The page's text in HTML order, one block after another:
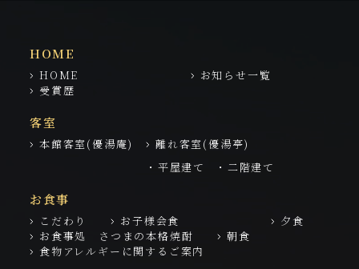
HOME
HOME
お知らせ一覧
受賞歴
客室
本館客室(優湯庵)
離れ客室(優湯亭)
・平屋建て
・二階建て
お食事
こだわり お子様会食
夕食
お食事処 さつまの本格焼酎
朝食
食物アレルギーに関するご案内